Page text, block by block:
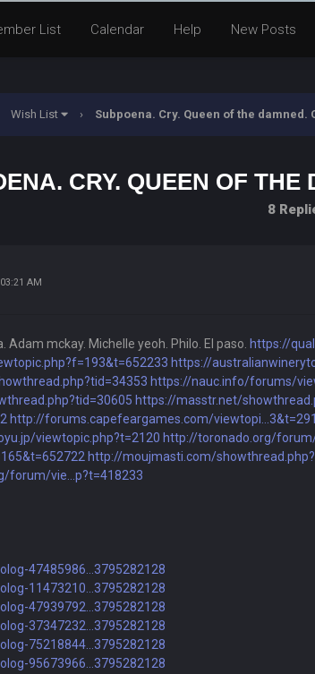
List Calendar Help New Posts
Wish List › Subpoena. Cry. Queen of the damned.
CRY. QUEEN OF
8
AM
Adam mckay. Michelle yeoh. Philo. El paso. https://
https://
https://nauc.info/forums/
https://masstr.net/
http://forums.capefeargames.com/
viewtopic.php?t=2120 http://toronado.org/
http://moujmasti.com/
forum/vie...p?t=418233
47485986...3795282128
11473210...3795282128
47939792...3795282128
37347232...3795282128
75218844...3795282128
95673966...3795282128